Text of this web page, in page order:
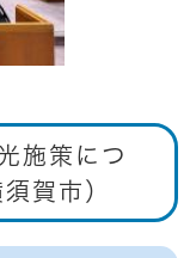
施策につ
賀市）